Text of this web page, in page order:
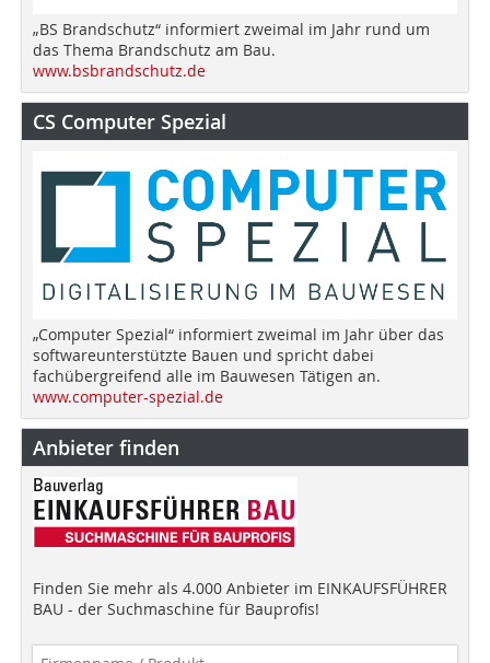
„BS Brandschutz“ informiert zweimal im Jahr rund um
das Thema Brandschutz am Bau.
www.bsbrandschutz.de
CS Computer Spezial
„Computer Spezial“ informiert zweimal im Jahr über das
softwareunterstützte Bauen und spricht dabei
fachübergreifend alle im Bauwesen Tätigen an.
www.computer-spezial.de
Anbieter finden
Finden Sie mehr als 4.000 Anbieter im EINKAUFSFÜHRER
BAU - der Suchmaschine für Bauprofis!